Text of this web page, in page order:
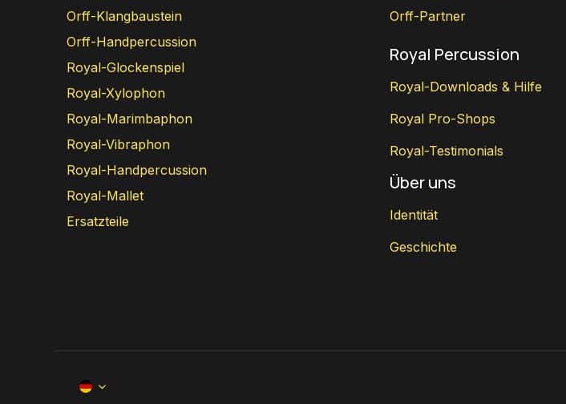
Orff-Klangbaustein
Orff-Handpercussion
Royal-Glockenspiel
Royal-Xylophon
Royal-Marimbaphon
Royal-Vibraphon
Royal-Handpercussion
Royal-Mallet
Ersatzteile
Orff-Partner
Royal Percussion
Royal-Downloads & Hilfe
Royal Pro-Shops
Royal-Testimonials
Über uns
Identität
Geschichte